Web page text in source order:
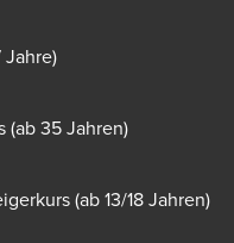
Jahre)
(ab 35 Jahren)
(ab 13/18 Jahren)